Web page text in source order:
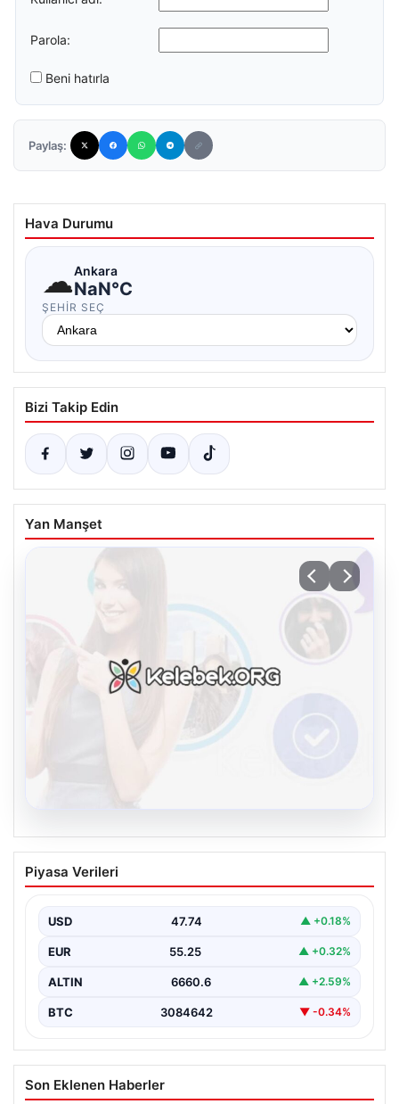
Parola:
Beni hatırla
Paylaş:
Hava Durumu
☁Ankara
NaN°C
ŞEHIR SEÇ
Bizi Takip Edin
Yan Manşet
Kelebek chat adresi İle Dijital İletişimin
Sertifikalı Adresi Ve Muhabbet
İnternet çağında bireylerin güvenli bir tarzda irtibat
Piyasa Verileri
USD 47.74 ▲ +0.18%
EUR 55.25 ▲ +0.32%
ALTIN 6660.6 ▲ +2.59%
BTC 3084642 ▼ -0.34%
Son Eklenen Haberler